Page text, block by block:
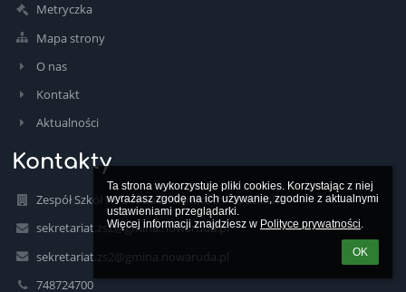
Ta strona wykorzystuje pliki cookies. Korzystając z niej
wyrażasz zgodę na ich używanie, zgodnie z aktualnymi
ustawieniami przeglądarki.
Więcej informacji znajdziesz w Polityce prywatności.
OK
Metryczka
Mapa strony
O nas
Kontakt
Aktualności
Kontakty
Zespół Szkół Nr 2 w Ludwikowicach Kłodzkich
sekretariat.zs2@gmina.nowaruda.pl
sekretariat.zs2@gmina.nowaruda.pl
748724700